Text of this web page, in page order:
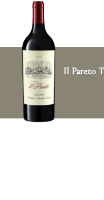
Il Pareto